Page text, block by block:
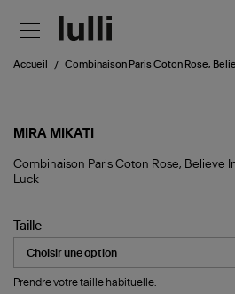
Accueil Combinaison Paris Coton Rose,
MIRA MIKATI
Combinaison
Paris
Believe
In
Luck
Combinaison Paris Coton Rose, Believe
Luck
Taille
Prendre votre taille habituelle.